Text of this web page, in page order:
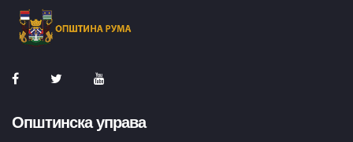
Општинска управа